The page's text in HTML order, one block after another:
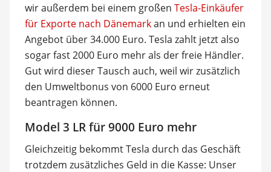
wir außerdem bei einem großen Tesla-Einkäufer
für Exporte nach Dänemarkan und erhielten ein
Angebot über 34.000 Euro. Tesla zahlt jetzt also
sogar fast 2000 Euro mehr als der freie Händler.
Gut wird dieser Tausch auch, weil wir zusätzlich
den Umweltbonus von 6000 Euro erneut
beantragen können.
Model 3 LR für 9000 Euro mehr
Gleichzeitig bekommt Tesla durch das Geschäft
trotzdem zusätzliches Geld in die Kasse: Unser